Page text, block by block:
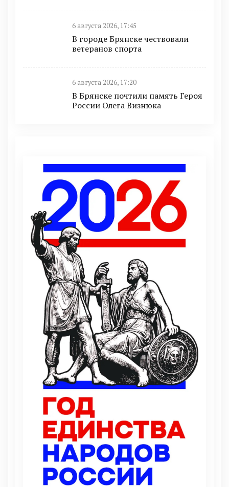
6 августа 2026, 17:45
В городе Брянске чествовали
ветеранов спорта
6 августа 2026, 17:20
В Брянске почтили память Героя
России Олега Визнюка